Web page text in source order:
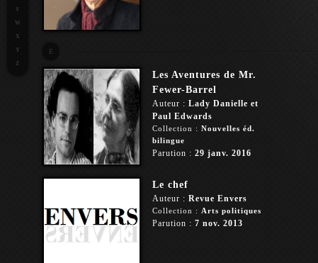
E
Les Aventures de Mr.
Fewer-Barrel
Auteur : Lady Danielle et
Paul Edwards
Collection : Nouvelles éd.
bilingue
Parution : 29 janv. 2016
Le chef
Auteur : Revue Envers
Collection : Arts politiques
Parution : 7 nov. 2013
V
W
X
Y
Z